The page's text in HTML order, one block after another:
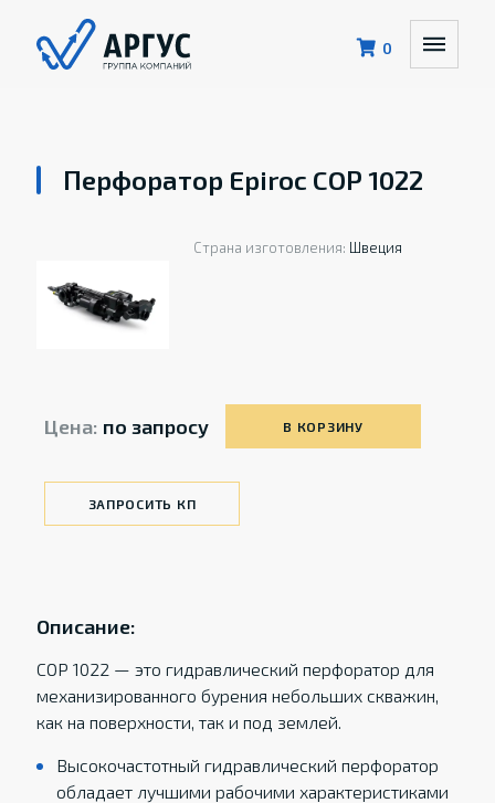
0
Перфоратор Epiroc COP 1022
Страна изготовления: Швеция
Цена: по запросу В КОРЗИНУ
ЗАПРОСИТЬ КП
Описание:
COP 1022 — это гидравлический перфоратор для
механизированного бурения небольших скважин,
как на поверхности, так и под землей.
Высокочастотный гидравлический перфоратор
обладает лучшими рабочими характеристиками